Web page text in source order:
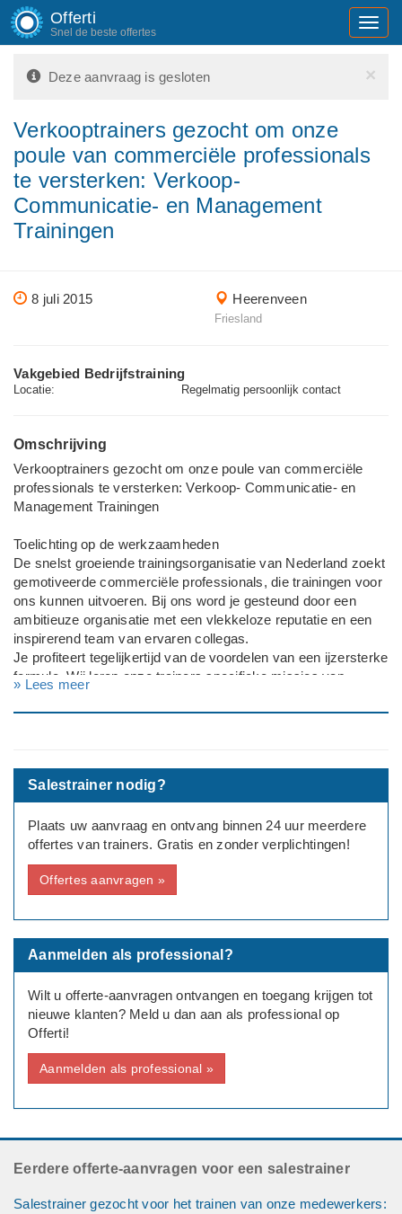
Offerti
Snel de beste offertes
×
Deze aanvraag is gesloten
Verkooptrainers gezocht om onze
poule van commerciële professionals
te versterken: Verkoop-
Communicatie- en Management
Trainingen
8 juli 2015 Heerenveen
Friesland
Vakgebied Bedrijfstraining
Locatie: Regelmatig persoonlijk contact
Omschrijving
Verkooptrainers gezocht om onze poule van commerciële
professionals te versterken: Verkoop- Communicatie- en
Management Trainingen
Toelichting op de werkzaamheden
De snelst groeiende trainingsorganisatie van Nederland zoekt
gemotiveerde commerciële professionals, die trainingen voor
ons kunnen uitvoeren. Bij ons word je gesteund door een
ambitieuze organisatie met een vlekkeloze reputatie en een
inspirerend team van ervaren collegas.
Je profiteert tegelijkertijd van de voordelen van een ijzersterke
formule. Wij leren onze trainers specifieke missies van
coaching oplossingen. Wij ontwikkelen langdurige
Een aantrekkelijk inkomen van meer dan € 150.000,- ligt
absoluut binnen je bereik.
Deadline
Binnen 1 maand
Bedrijfsgegevens
» Lees meer
Salestrainer nodig?
Plaats uw aanvraag en ontvang binnen 24 uur meerdere
offertes van trainers. Gratis en zonder verplichtingen!
Offertes aanvragen »
Aanmelden als professional?
Wilt u offerte-aanvragen ontvangen en toegang krijgen tot
nieuwe klanten? Meld u dan aan als professional op
Offerti!
Aanmelden als professional »
Eerdere offerte-aanvragen voor een salestrainer
Salestrainer gezocht voor het trainen van onze medewerkers: